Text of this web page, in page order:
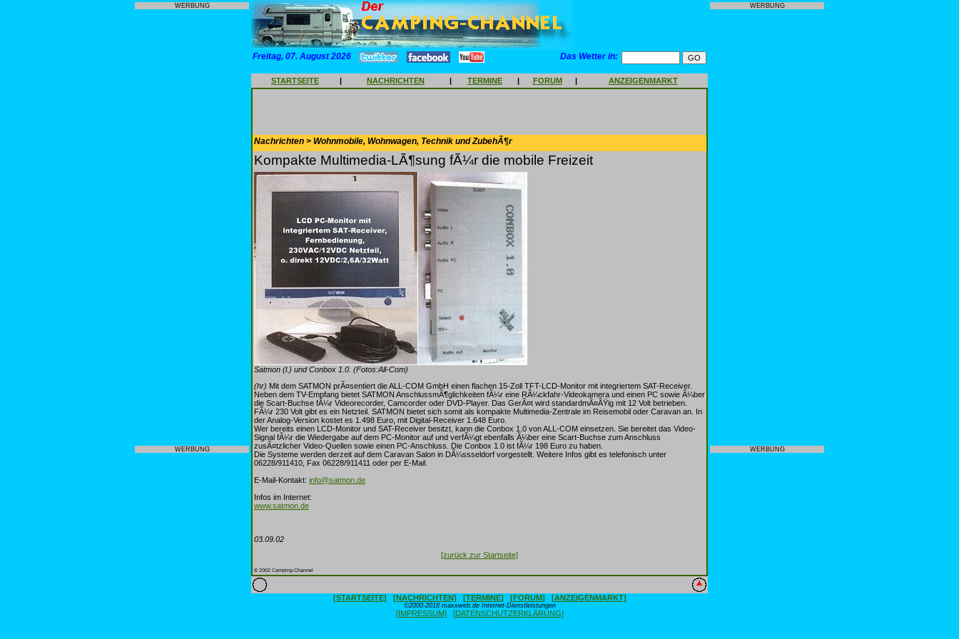
WERBUNG
WERBUNG
Freitag, 07. August 2026 Das Wetter in:
STARTSEITE | NACHRICHTEN | TERMINE | FORUM | ANZEIGENMARKT
Nachrichten > Wohnmobile, Wohnwagen, Technik und ZubehÃ¶r
Kompakte Multimedia-LÃ¶sung fÃ¼r die mobile Freizeit
Satmon (l.) und Conbox 1.0. (Fotos:All-Com)
(hr) Mit dem SATMON prÃ¤sentiert die ALL-COM GmbH einen flachen 15-Zoll TFT-LCD-Monitor mit integriertem SAT-Receiver.
Neben dem TV-Empfang bietet SATMON AnschlussmÃ¶glichkeiten fÃ¼r eine RÃ¼ckfahr-Videokamera und einen PC sowie Ã¼ber
die Scart-Buchse fÃ¼r Videorecorder, Camcorder oder DVD-Player. Das GerÃ¤t wird standardmÃ¤ÃŸig mit 12 Volt betrieben.
FÃ¼r 230 Volt gibt es ein Netzteil. SATMON bietet sich somit als kompakte Multimedia-Zentrale im Reisemobil oder Caravan an. In
der Analog-Version kostet es 1.498 Euro, mit Digital-Receiver 1.648 Euro.
Wer bereits einen LCD-Monitor und SAT-Receiver besitzt, kann die Conbox 1.0 von ALL-COM einsetzen. Sie bereitet das Video-
Signal fÃ¼r die Wiedergabe auf dem PC-Monitor auf und verfÃ¼gt ebenfalls Ã¼ber eine Scart-Buchse zum Anschluss
zusÃ¤tzlicher Video-Quellen sowie einen PC-Anschluss. Die Conbox 1.0 ist fÃ¼r 198 Euro zu haben.
Die Systeme werden derzeit auf dem Caravan Salon in DÃ¼ssseldorf vorgestellt. Weitere Infos gibt es telefonisch unter
06228/911410, Fax 06228/911411 oder per E-Mail.
E-Mail-Kontakt: info@satmon.de
Infos im Internet:
www.satmon.de
03.09.02
[zurück zur Startseite]
© 2002 Camping-Channel
[STARTSEITE] [NACHRICHTEN] [TERMINE] [FORUM] [ANZEIGENMARKT]
©2000-2018 maxxweb.de Internet-Dienstleistungen
[IMPRESSUM] [DATENSCHUTZERKLÄRUNG]
WERBUNG
WERBUNG